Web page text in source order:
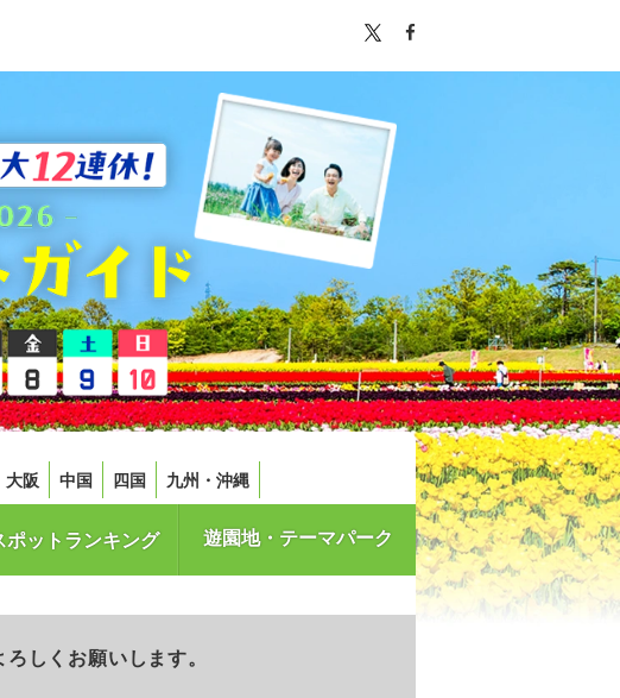
大阪 中国 四国 九州・沖縄
ットランキング 遊園地・テーマパーク
しくお願いします。